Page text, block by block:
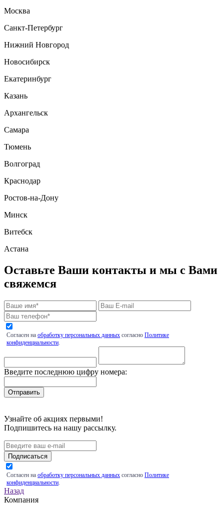
Москва
Санкт-Петербург
Нижний Новгород
Новосибирск
Екатеринбург
Казань
Архангельск
Самара
Тюмень
Волгоград
Краснодар
Ростов-на-Дону
Минск
Витебск
Астана
Оставьте Ваши контакты и мы с Вами
свяжемся
Согласен на обработку персональных данных согласно Политике
конфиденциальности.
Введите последнюю цифру номера:
Узнайте об акциях первыми!
Подпишитесь на нашу рассылку.
Подписаться
Согласен на обработку персональных данных согласно Политике
конфиденциальности.
Назад
Компания